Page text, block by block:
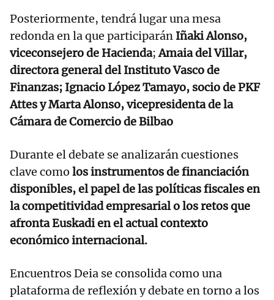
Posteriormente, tendrá lugar una mesa
redonda en la que participarán Iñaki Alonso,
viceconsejero de Hacienda;Amaia del Villar,
directora general del Instituto Vasco de
Finanzas; Ignacio López Tamayo, socio de PKF
Attes y Marta Alonso, vicepresidenta de la
Cámara de Comercio de Bilbao
Durante el debate se analizarán cuestiones
clave como los instrumentos de financiación
disponibles, el papel de las políticas fiscales en
la competitividad empresarial o los retos que
afronta Euskadi en el actual contexto
económico internacional.
Encuentros Deia se consolida como una
plataforma de reflexión y debate en torno a los